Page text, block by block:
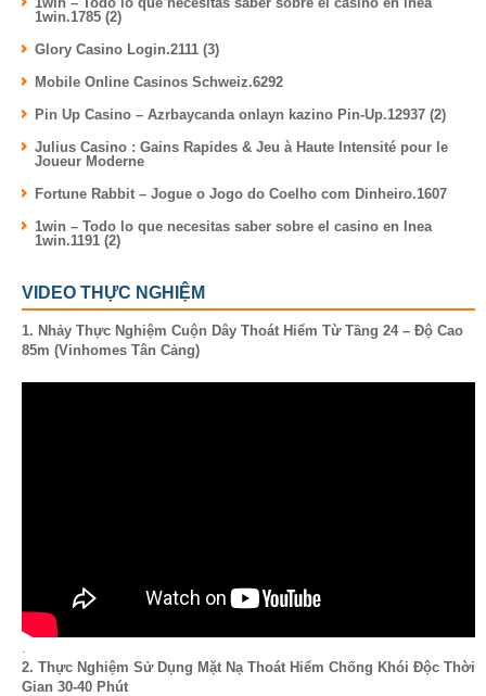
1win.1785 (2)
Glory Casino Login.2111 (3)
Mobile Online Casinos Schweiz.6292
Pin Up Casino – Azrbaycanda onlayn kazino Pin-Up.12937 (2)
Julius Casino : Gains Rapides & Jeu à Haute Intensité pour le
Joueur Moderne
Fortune Rabbit – Jogue o Jogo do Coelho com Dinheiro.1607
1win – Todo lo que necesitas saber sobre el casino en lnea
1win.1191 (2)
VIDEO THỰC NGHIỆM
1. Nhảy Thực Nghiệm Cuộn Dây Thoát Hiểm Từ Tầng 24 – Độ Cao
85m (Vinhomes Tân Cảng)
2. Thực Nghiệm Sử Dụng Mặt Nạ Thoát Hiểm Chống Khói Độc Thời
Gian 30-40 Phút